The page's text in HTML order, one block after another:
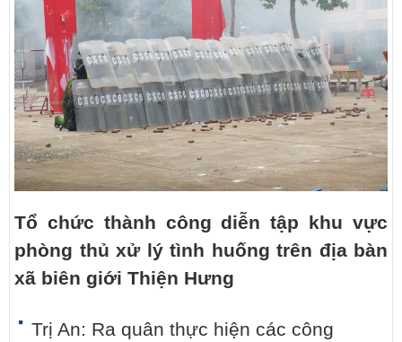
Tổ chức thành công diễn tập khu vực
phòng thủ xử lý tình huống trên địa bàn
xã biên giới Thiện Hưng
Trị An: Ra quân thực hiện các công